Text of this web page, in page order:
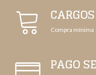
Compra mínima
PAGO